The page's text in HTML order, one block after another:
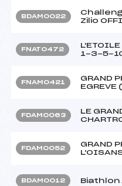
BDAM0022
Zilio
FNAT0472
1-3-5-
FNAM0421
GRAND
EGREVE
FDAM0063
LE
FDAM0052
GRAND
BDAM0012 Biathlon